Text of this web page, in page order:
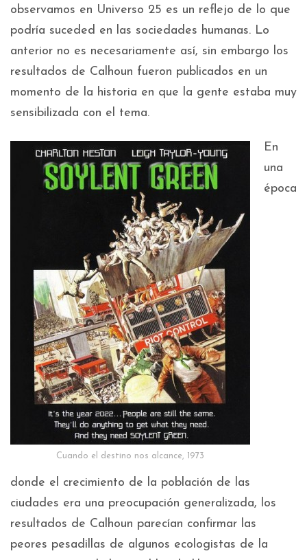
observamos en Universo 25 es un reflejo de lo que
podría suceded en las sociedades humanas. Lo
anterior no es necesariamente así, sin embargo los
resultados de Calhoun fueron publicados en un
momento de la historia en que la gente estaba muy
sensibilizada con el tema.
Cuando el destino nos alcance, 1973
En
una
época
donde el crecimiento de la población de las
ciudades era una preocupación generalizada, los
resultados de Calhoun parecían confirmar las
peores pesadillas de algunos ecologistas de la